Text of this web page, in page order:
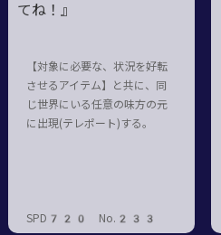
てね！』
【対象に必要な、状況を好転
させるアイテム】と共に、同
じ世界にいる任意の味方の元
に出現(テレポート)する。
SPD720 No.233